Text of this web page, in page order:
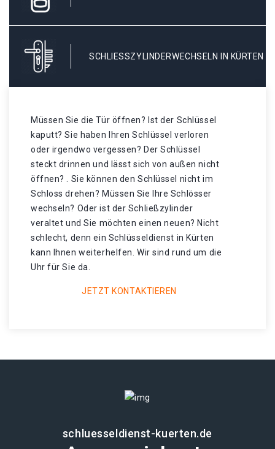
SCHLIESSZYLINDERWECHSELN IN KÜRTEN
Müssen Sie die Tür öffnen? Ist der Schlüssel
kaputt? Sie haben Ihren Schlüssel verloren
oder irgendwo vergessen? Der Schlüssel
steckt drinnen und lässt sich von außen nicht
öffnen? . Sie können den Schlüssel nicht im
Schloss drehen? Müssen Sie Ihre Schlösser
wechseln? Oder ist der Schließzylinder
veraltet und Sie möchten einen neuen? Nicht
schlecht, denn ein Schlüsseldienst in Kürten
kann Ihnen weiterhelfen. Wir sind rund um die
Uhr für Sie da.
JETZT KONTAKTIEREN
schluesseldienst-kuerten.de